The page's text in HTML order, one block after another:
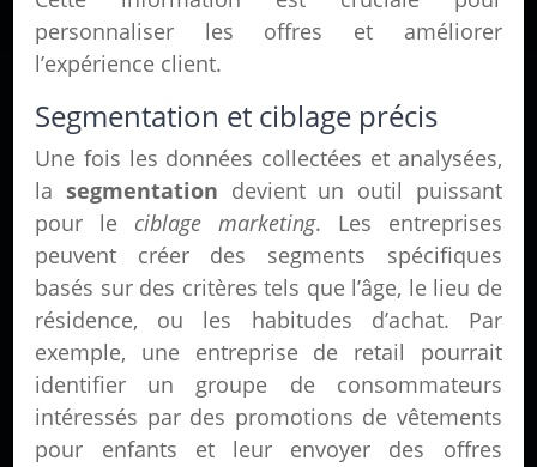
personnaliser les offres et améliorer
l’expérience client.
Segmentation et ciblage précis
Une fois les données collectées et analysées,
lasegmentation devient un outil puissant
pour le ciblage marketing. Les entreprises
peuvent créer des segments spécifiques
basés sur des critères tels que l’âge, le lieu de
résidence, ou les habitudes d’achat. Par
exemple, une entreprise de retail pourrait
identifier un groupe de consommateurs
intéressés par des promotions de vêtements
pour enfants et leur envoyer des offres